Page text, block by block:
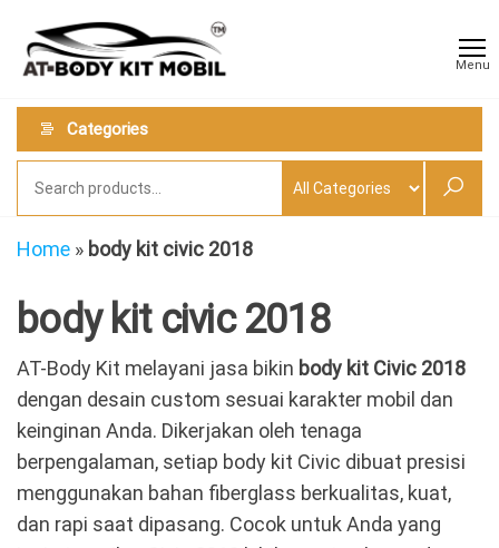
the
content
Kit
Mobil
Menu
Categories
Home » body kit civic 2018
body kit civic 2018
AT-Body Kit melayani jasa bikin body kit Civic 2018
dengan desain custom sesuai karakter mobil dan
keinginan Anda. Dikerjakan oleh tenaga
berpengalaman, setiap body kit Civic dibuat presisi
menggunakan bahan fiberglass berkualitas, kuat,
dan rapi saat dipasang. Cocok untuk Anda yang